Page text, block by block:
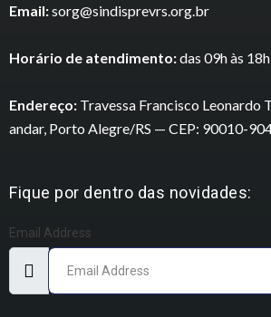
Email:sorg@sindisprevrs.org.br
Horário de atendimento:das 09h às 18h
Endereço: Travessa Francisco Leonardo
andar, Porto Alegre/RS — CEP: 90010-
Fique por dentro das novidades:
Email Address